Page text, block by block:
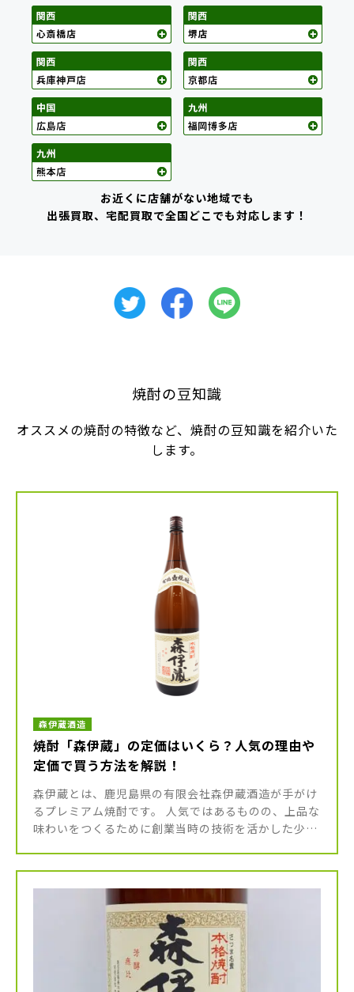
お近くに店舗がない地域でも
出張買取、宅配買取で全国どこでも対応します！
焼酎の豆知識
オススメの焼酎の特徴など、焼酎の豆知識を紹介いた
します。
森伊蔵酒造
焼酎「森伊蔵」の定価はいくら？人気の理由や
定価で買う方法を解説！
森伊蔵とは、鹿児島県の有限会社森伊蔵酒造が手がけ
るプレミアム焼酎です。 人気ではあるものの、上品な
味わいをつくるために創業当時の技術を活かした少量